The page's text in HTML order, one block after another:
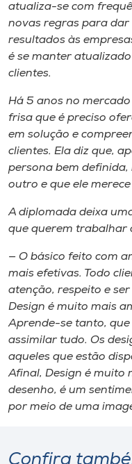
atualiza-se com
novas regras para dar
resultados às
é se manter
clientes.
Há 5 anos no
frisa que é preciso
em solução e
clientes. Ela diz que,
persona bem definida,
outro e que ele
A diplomada deixa
que querem trabalhar
— O básico feito com
mais efetivas. Todo
atenção, respeito e
Design é muito mais
Aprende-se tanto,
assimilar tudo. Os
aqueles que estão
Afinal, Design é muito
desenho, é um
por meio de uma
Confira